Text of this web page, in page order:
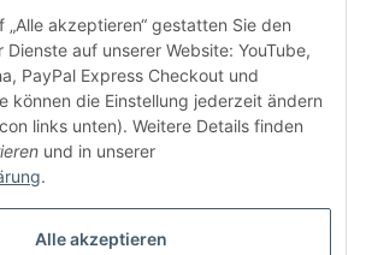
inkl. gesetzlicher USt., zzgl.
„Alle akzeptieren“ gestatten Sie den
auf unserer Website: YouTube,
PayPal Express Checkout und
können die Einstellung jederzeit ändern
links unten). Weitere Details finden
und in unserer
.
Alle akzeptieren